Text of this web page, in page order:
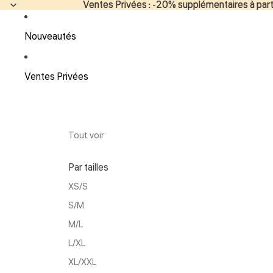
Ventes Privées : -20% supplémentaires à
Ventes Privées : -20% supplémentaires à
Nouveautés
Ventes Privées
Tout voir
Par tailles
XS/S
S/M
M/L
L/XL
XL/XXL